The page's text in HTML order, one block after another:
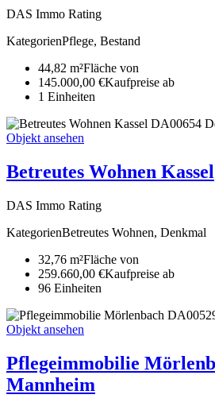
DAS Immo Rating
KategorienPflege, Bestand
44,82 m²Fläche von
145.000,00 €Kaufpreise ab
1 Ein­heiten
DA00654
Objekt ansehen
Betreutes Wohnen Kassel
DAS Immo Rating
KategorienBetreutes Wohnen, Denkmal
32,76 m²Fläche von
259.660,00 €Kaufpreise ab
96 Ein­heiten
Objekt ansehen
Pflegeimmobilie
Mannheim